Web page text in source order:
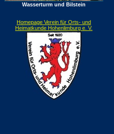
Wasserturm und Bilstein
Homepage Verein für Orts- und
Heimatkunde Hohenlimburg e. V.